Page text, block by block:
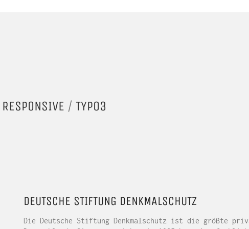
RESPONSIVE / TYPO3
DEUTSCHE STIFTUNG DENKMALSCHUTZ
Die Deutsche Stiftung Denkmalschutz ist die größte